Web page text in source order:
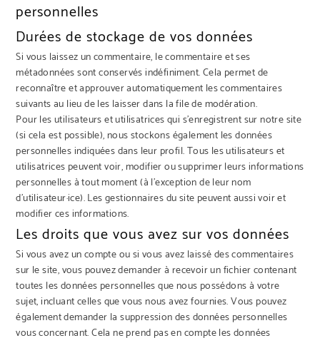
personnelles
Durées de stockage de vos données
Si vous laissez un commentaire, le commentaire et ses
métadonnées sont conservés indéfiniment. Cela permet de
reconnaître et approuver automatiquement les commentaires
suivants au lieu de les laisser dans la file de modération.
Pour les utilisateurs et utilisatrices qui s’enregistrent sur notre site
(si cela est possible), nous stockons également les données
personnelles indiquées dans leur profil. Tous les utilisateurs et
utilisatrices peuvent voir, modifier ou supprimer leurs informations
personnelles à tout moment (à l’exception de leur nom
d’utilisateur·ice). Les gestionnaires du site peuvent aussi voir et
modifier ces informations.
Les droits que vous avez sur vos données
Si vous avez un compte ou si vous avez laissé des commentaires
sur le site, vous pouvez demander à recevoir un fichier contenant
toutes les données personnelles que nous possédons à votre
sujet, incluant celles que vous nous avez fournies. Vous pouvez
également demander la suppression des données personnelles
vous concernant. Cela ne prend pas en compte les données